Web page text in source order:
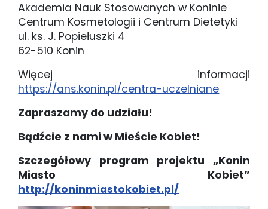
Akademia Nauk Stosowanych w Koninie
Centrum Kosmetologii i Centrum Dietetyki
ul. ks. J. Popiełuszki 4
62-510 Konin
Więcej informacji
https://ans.konin.pl/centra-uczelniane
Zapraszamy do udziału!
Bądźcie z nami w Mieście Kobiet!
Szczegółowy program projektu „Konin
Miasto Kobiet”
http://koninmiastokobiet.pl/